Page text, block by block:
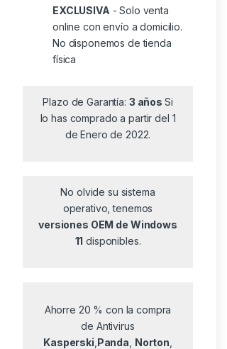
EXCLUSIVA - Solo venta
online con envío a domicilio.
No disponemos de tienda
física
Plazo de Garantía: 3 años Si
lo has comprado a partir del 1
de Enero de 2022.
No olvide su sistema
operativo, tenemos
versiones OEM de Windows
11 disponibles.
Ahorre 20 % con la compra
de Antivirus
Kasperski Panda Norton